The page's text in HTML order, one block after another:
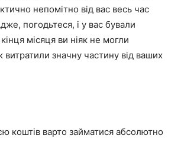
непомітно від вас весь час
погодьтеся, і у вас бували
місяця ви ніяк не могли
витратили значну частину від ваших
коштів варто займатися абсолютно